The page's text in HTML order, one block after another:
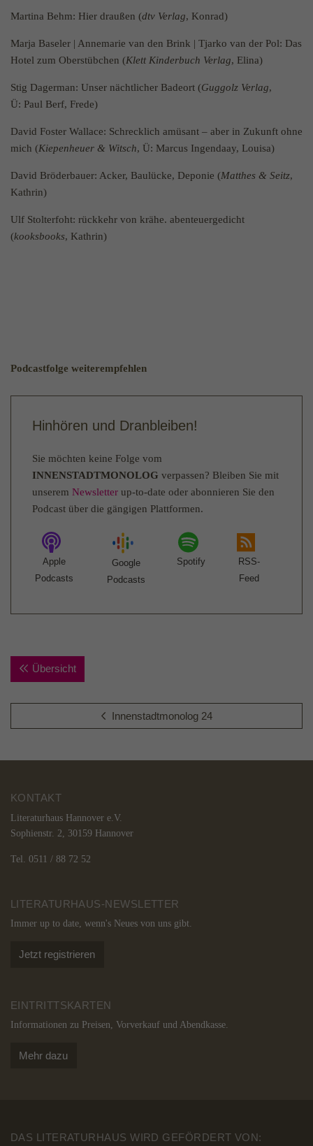
Martina Behm: Hier draußen (dtv Verlag, Konrad)
Marja Baseler | Annemarie van den Brink | Tjarko van der Pol: Das
Hotel zum Oberstübchen (Klett Kinderbuch Verlag, Elina)
Stig Dagerman: Unser nächtlicher Badeort (Guggolz Verlag,
Ü: Paul Berf, Frede)
David Foster Wallace: Schrecklich amüsant – aber in Zukunft ohne
mich (Kiepenheuer & Witsch, Ü: Marcus Ingendaay, Louisa)
David Bröderbauer: Acker, Baulücke, Deponie (Matthes & Seitz,
Kathrin)
Ulf Stolterfoht: rückkehr von krähe. abenteuergedicht
(kooksbooks, Kathrin)
Podcastfolge weiterempfehlen
Hinhören und Dranbleiben!
Sie möchten keine Folge vom
INNENSTADTMONOLOG verpassen? Bleiben Sie mit
unserem Newsletter up-to-date oder abonnieren Sie den
Podcast über die gängigen Plattformen.
Apple
Podcasts
Google
Podcasts
Spotify
RSS-
Feed
Übersicht
Innenstadtmonolog 24
KONTAKT
Literaturhaus Hannover e.V.
Sophienstr. 2, 30159 Hannover
Tel. 0511 / 88 72 52
LITERATURHAUS-NEWSLETTER
Immer up to date, wenn's Neues von uns gibt.
Jetzt registrieren
EINTRITTSKARTEN
Informationen zu Preisen, Vorverkauf und Abendkasse.
Mehr dazu
DAS LITERATURHAUS WIRD GEFÖRDERT VON:
30 Minuten
Kurzzeitiger Cookie, der verwendet wird, um
speichern.
Name _pk_ref
Laufzeit
Zweck
Wird verwendet, um die
Zuordnungsinformationen des Empfehlers zu